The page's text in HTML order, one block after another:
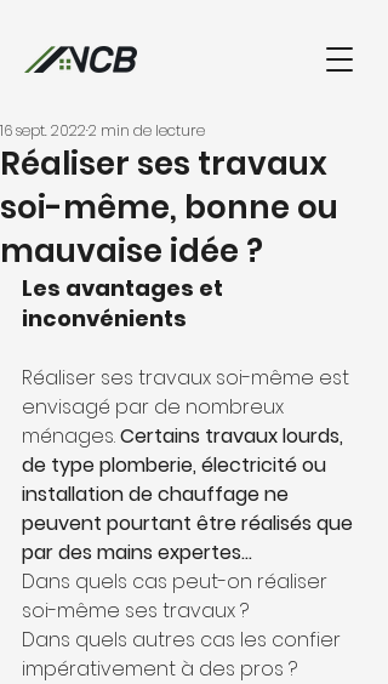
02 32 51 37 35
Réaliser ses travaux
soi-même, bonne ou
mauvaise idée ?
16 sept. 20222 min de lecture
Les avantages et
inconvénients
Réaliser ses travaux soi-même est
envisagé par de nombreux
ménages. Certains travaux lourds,
de type plomberie, électricité ou
installation de chauffage ne
peuvent pourtant être réalisés que
par des mains expertes...
Dans quels cas peut-on réaliser
soi-même ses travaux ?
Dans quels autres cas les confier
impérativement à des pros ?